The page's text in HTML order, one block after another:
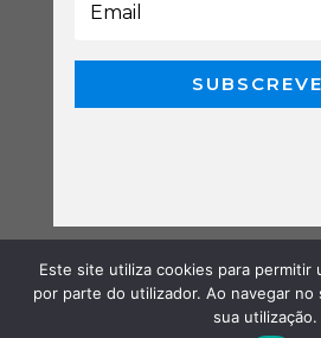
Este site utiliza cookies para permitir
por parte do utilizador. Ao navegar
sua utilização.